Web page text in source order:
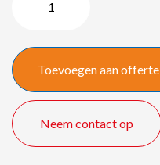
moveLED
II
-
135″
quantity
Toevoegen aan offerte
Neem contact op